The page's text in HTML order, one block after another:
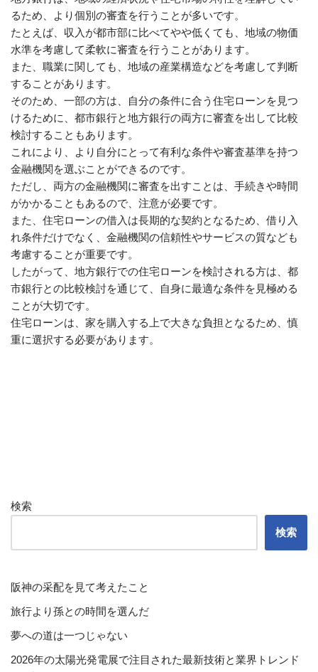
るため、より個別の審査を行うことが多いです。
たとえば、収入が都市部に比べてやや低くても、地域の物価
水準を考慮して柔軟に審査を行うことがあります。
また、職業に関しても、地域の産業構造などを考慮して判断
することがあります。
そのため、一部の方は、自分の条件に合う住宅ローンを見つ
けるために、都市銀行と地方銀行の両方に審査を出して比較
検討することもあります。
これにより、より自分にとって有利な条件や審査基準を持つ
金融機関を選ぶことができるのです。
ただし、両方の金融機関に審査を出すことは、手続きや時間
がかかることもあるので、注意が必要です。
また、住宅ローンの借入は長期的な契約となるため、借り入
れ条件だけでなく、金融機関の信頼性やサービスの質なども
考慮することが重要です。
したがって、地方銀行での住宅ローンを検討される方は、都
市銀行との比較検討を通じて、自身に最適な条件を見極める
ことが大切です。
住宅ローンは、家を購入する上で大きな負担となるため、慎
重に選択する必要があります。
検索
検索
阪神の采配を見て考えたこと
旅行より孫との時間を選んだ
夢への道は一つじゃない
2026年の太陽光発電展で注目された最新技術と業界トレンド